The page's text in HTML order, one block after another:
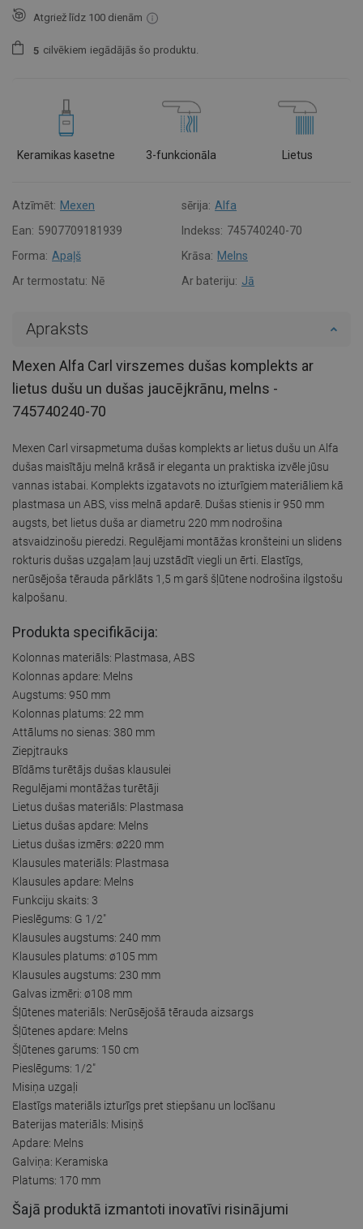
Atgriež līdz 100 dienām
5 cilvēkiem iegādājās šo produktu.
Keramikas kasetne 3-funkcionāla Lietus
Atzīmēt: Mexen sērija: Alfa
Ean: 5907709181939 Indekss: 745740240-70
Forma: Apaļš Krāsa: Melns
Ar termostatu: Nē Ar bateriju: Jā
Apraksts
Mexen Alfa Carl virszemes dušas komplekts ar
lietus dušu un dušas jaucējkrānu, melns -
745740240-70
Mexen Carl virsapmetuma dušas komplekts ar lietus dušu un Alfa
dušas maisītāju melnā krāsā ir eleganta un praktiska izvēle jūsu
vannas istabai. Komplekts izgatavots no izturīgiem materiāliem kā
plastmasa un ABS, viss melnā apdarē. Dušas stienis ir 950 mm
augsts, bet lietus duša ar diametru 220 mm nodrošina
atsvaidzinošu pieredzi. Regulējami montāžas kronšteini un slidens
rokturis dušas uzgaļam ļauj uzstādīt viegli un ērti. Elastīgs,
nerūsējoša tērauda pārklāts 1,5 m garš šļūtene nodrošina ilgstošu
kalpošanu.
Produkta specifikācija:
Kolonnas materiāls: Plastmasa, ABS
Kolonnas apdare: Melns
Augstums: 950 mm
Kolonnas platums: 22 mm
Attālums no sienas: 380 mm
Ziepjtrauks
Bīdāms turētājs dušas klausulei
Regulējami montāžas turētāji
Lietus dušas materiāls: Plastmasa
Lietus dušas apdare: Melns
Lietus dušas izmērs: ø220 mm
Klausules materiāls: Plastmasa
Klausules apdare: Melns
Funkciju skaits: 3
Pieslēgums: G 1/2"
Klausules augstums: 240 mm
Klausules platums: ø105 mm
Klausules augstums: 230 mm
Galvas izmēri: ø108 mm
Šļūtenes materiāls: Nerūsējošā tērauda aizsargs
Šļūtenes apdare: Melns
Šļūtenes garums: 150 cm
Pieslēgums: 1/2"
Misiņa uzgaļi
Elastīgs materiāls izturīgs pret stiepšanu un locīšanu
Baterijas materiāls: Misiņš
Apdare: Melns
Galviņa: Keramiska
Platums: 170 mm
Šajā produktā izmantoti inovatīvi risinājumi